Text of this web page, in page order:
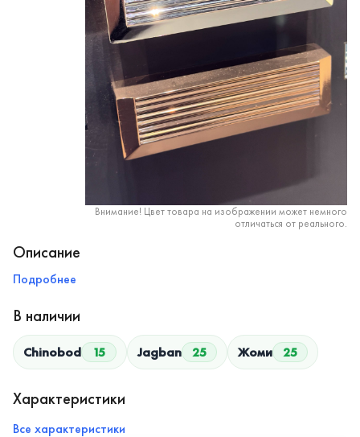
Внимание! Цвет товара на изображении может немного
отличаться от реального.
Описание
Подробнее
В наличии
Chinobod 15 Jagban 25 Жоми 25
Характеристики
Все характеристики